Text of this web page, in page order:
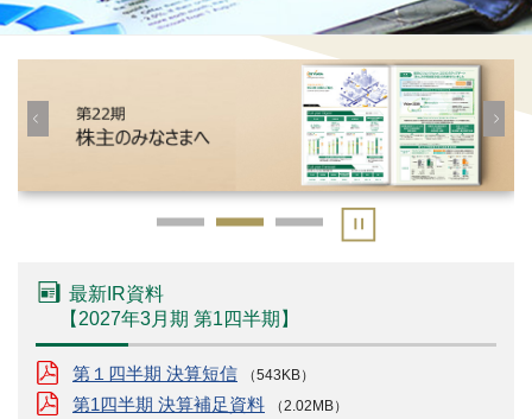
最新IR資料
【 2027年3月期 第1四半期 】
第１四半期 決算短信 （543KB）
第1四半期 決算補足資料 （2.02MB）